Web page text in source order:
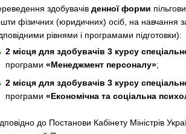
здобувачів денної форми
фізичних (юридичних) осіб, на навчання
рівнями і програмами підготовки):
2 місця для здобувачів 3 курсу
програми «Менеджмент персоналу»;
2 місця для здобувачів 3 курсу
програми «Економічна та соціальна
до Постанови Кабінету Міністрів